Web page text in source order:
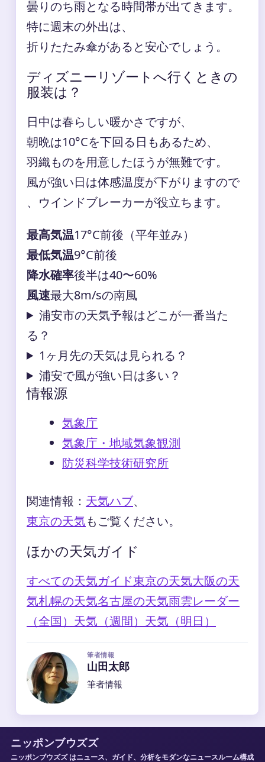
曇りのち雨となる時間帯が出てきます。
特に週末の外出は、
折りたたみ傘があると安心でしょう。
ディズニーリゾートへ行くときの
服装は？
日中は春らしい暖かさですが、
朝晩は10°Cを下回る日もあるため、
羽織ものを用意したほうが無難です。
風が強い日は体感温度が下がりますので
、ウインドブレーカーが役立ちます。
最高気温17°C前後（平年並み）
最低気温9°C前後
降水確率後半は40〜60%
風速最大8m/sの南風
浦安市の天気予報はどこが一番当た
る？
1ヶ月先の天気は見られる？
浦安で風が強い日は多い？
情報源
気象庁
気象庁・地域気象観測
防災科学技術研究所
関連情報： 天気ハブ、
東京の天気もご覧ください。
ほかの天気ガイド
すべての天気ガイド東京の天気大阪の天
気札幌の天気名古屋の天気雨雲レーダー
（全国） 天気（週間） 天気（明日）
筆者情報
山田太郎
筆者情報
ニッポンブウズズ
ニッポンブウズズ はニュース、ガイド、分析をモダンなニュースルーム構成